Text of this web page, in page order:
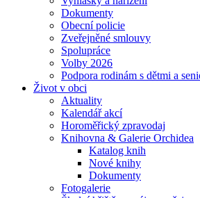
Dokumenty
Obecní policie
Zveřejněné smlouvy
Spolupráce
Volby 2026
Podpora rodinám s dětmi a
Život v obci
Aktuality
Kalendář akcí
Horoměřický zpravodaj
Knihovna & Galerie Orchidea
Katalog knih
Nové knihy
Dokumenty
Fotogalerie